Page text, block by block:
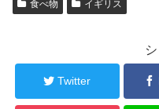
食べ物 イギリス
Twitter